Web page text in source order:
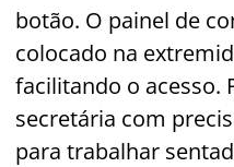
botão. O painel de
colocado na
facilitando o acesso.
secretária com
para trabalhar